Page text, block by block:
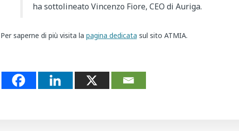
ha sottolineato Vincenzo Fiore, CEO di Auriga.
Per saperne di più visita la pagina dedicata sul sito ATMIA.